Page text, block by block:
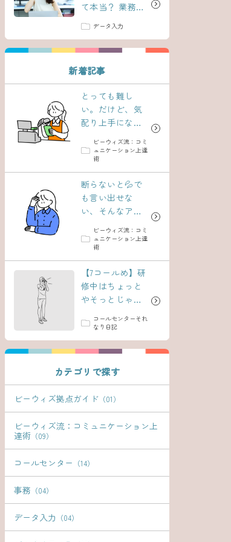
て本当？ 業務の
実態について詳
しく解説！
データ入力
新着記事
とっても難し
い。だけど、気
配り上手になり
ビーウィズ流：コミ
ュニケーション上達
術
断らないと💦で
も言い出せな
い、そんなアナ
ビーウィズ流：コミ
ュニケーション上達
術
【7コールめ】研
修中はちょっと
やそっとじゃ休
と痛感した日
コールセンターそれ
なり日記
カテゴリで探す
ビーウィズ拠点ガイド （01）
ビーウィズ流：コミュニケーション上
達術 （09）
コールセンター （14）
事務 （04）
データ入力 （04）